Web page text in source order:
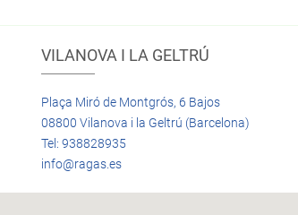
VILANOVA I LA GELTRÚ
Plaça Miró de Montgrós, 6 Bajos
08800 Vilanova i la Geltrú (Barcelona)
Tel: 938828935
info@ragas.es